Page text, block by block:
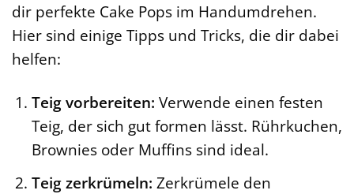
dir perfekte Cake Pops im Handumdrehen.
Hier sind einige Tipps und Tricks, die dir dabei
helfen:
Teig vorbereiten: Verwende einen festen
Teig, der sich gut formen lässt. Rührkuchen,
Brownies oder Muffins sind ideal.
Teig zerkrümeln: Zerkrümele den